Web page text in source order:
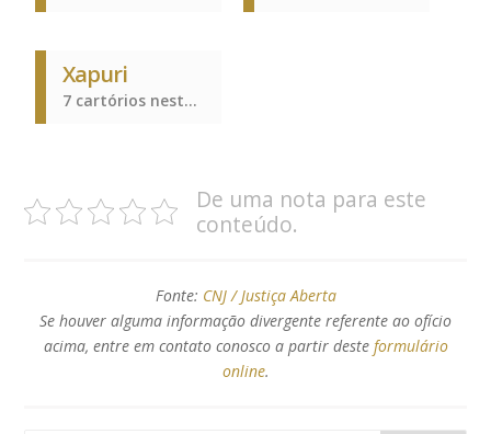
Xapuri
7 cartórios nesta cidade
De uma nota para este
conteúdo.
Fonte: CNJ / Justiça Aberta
Se houver alguma informação divergente referente ao ofício
acima, entre em contato conosco a partir deste formulário
online.